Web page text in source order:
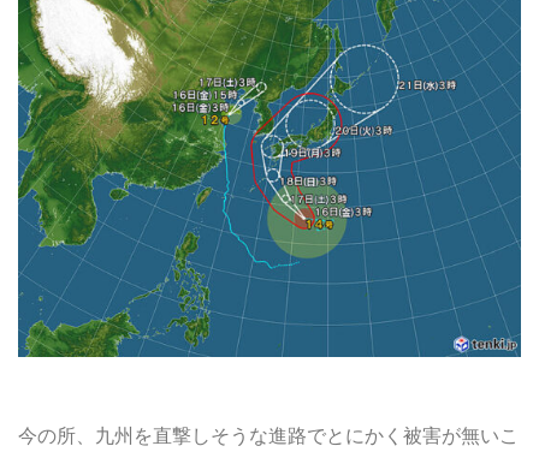
今の所、九州を直撃しそうな進路でとにかく被害が無いこ